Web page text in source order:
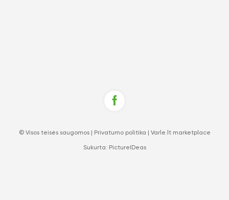
© Visos teisės saugomos | Privatumo politika Varle.lt marketplace
Sukurta: PictureIDeas